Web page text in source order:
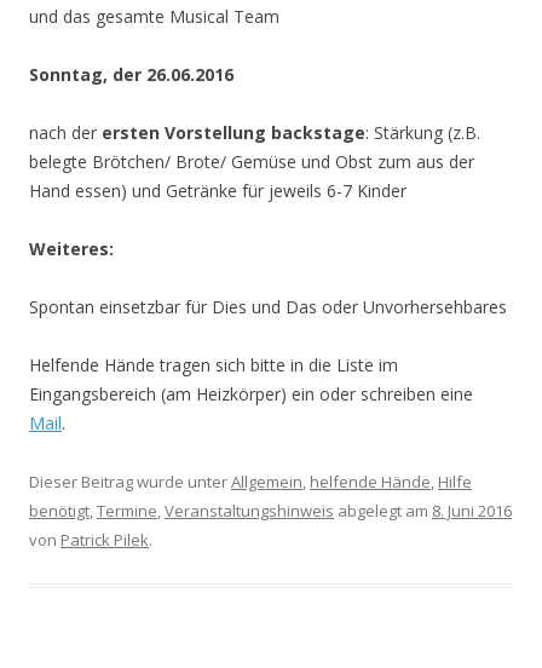
und das gesamte Musical Team
Sonntag, der 26.06.2016
nach der ersten Vorstellung backstage: Stärkung (z.B.
belegte Brötchen/ Brote/ Gemüse und Obst zum aus der
Hand essen) und Getränke für jeweils 6-7 Kinder
Weiteres:
Spontan einsetzbar für Dies und Das oder Unvorhersehbares
Helfende Hände tragen sich bitte in die Liste im
Eingangsbereich (am Heizkörper) ein oder schreiben eine
Mail.
Dieser Beitrag wurde unterAllgemein, helfende Hände, Hilfe
benötigt,Termine,Veranstaltungshinweis abgelegt am 8. Juni 2016
von Patrick Pilek.